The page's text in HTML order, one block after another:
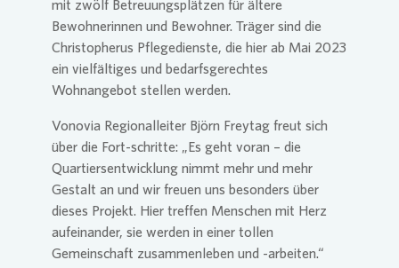
mit zwölf Betreuungsplätzen für ältere
Bewohnerinnen und Bewohner. Träger sind die
Christopherus Pflegedienste, die hier ab Mai 2023
ein vielfältiges und bedarfsgerechtes
Wohnangebot stellen werden.
Vonovia Regionalleiter Björn Freytag freut sich
über die Fort-schritte: „Es geht voran – die
Quartiersentwicklung nimmt mehr und mehr
Gestalt an und wir freuen uns besonders über
dieses Projekt. Hier treffen Menschen mit Herz
aufeinander, sie werden in einer tollen
Gemeinschaft zusammenleben und -arbeiten.“